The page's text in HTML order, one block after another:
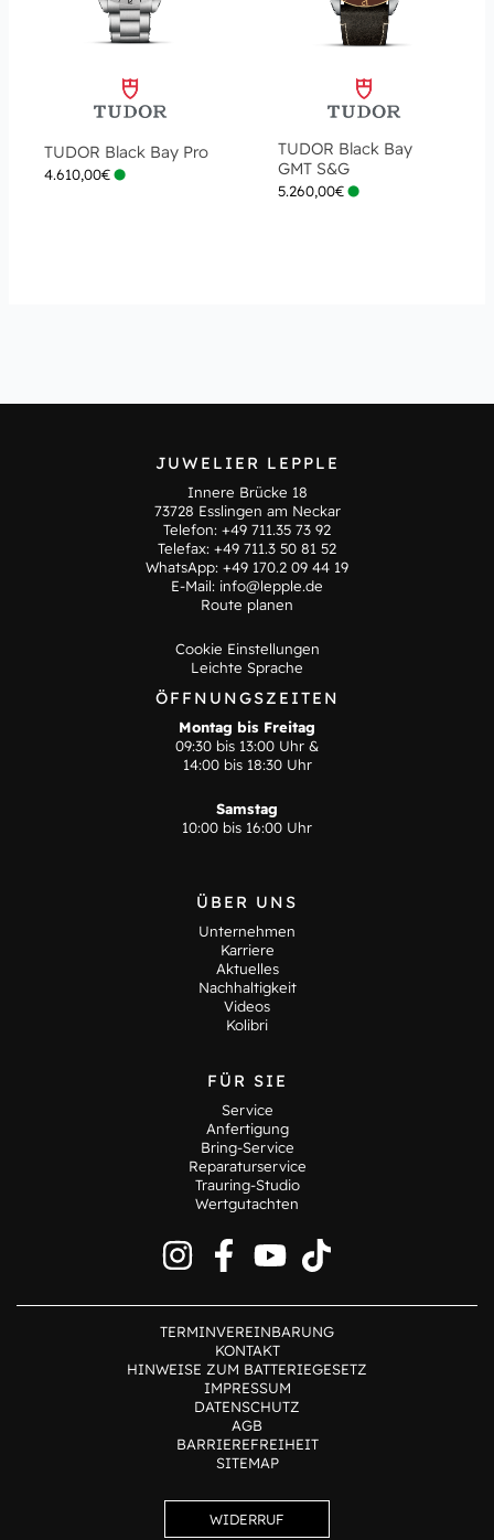
TUDOR Black Bay Pro
4.610,00€
TUDOR Black Bay
GMT S&G
5.260,00€
JUWELIER LEPPLE
Innere Brücke 18
73728 Esslingen am Neckar
Telefon: +49 711.35 73 92
Telefax: +49 711.3 50 81 52
WhatsApp: +49 170.2 09 44 19
E-Mail: info@lepple.de
Route planen
Cookie Einstellungen
Leichte Sprache
ÖFFNUNGSZEITEN
Montag bis Freitag
09:30 bis 13:00 Uhr &
14:00 bis 18:30 Uhr
Samstag
10:00 bis 16:00 Uhr
ÜBER UNS
Unternehmen
Karriere
Aktuelles
Nachhaltigkeit
Videos
Kolibri
FÜR SIE
Service
Anfertigung
Bring-Service
Reparaturservice
Trauring-Studio
Wertgutachten
TERMINVEREINBARUNG
KONTAKT
HINWEISE ZUM BATTERIEGESETZ
IMPRESSUM
DATENSCHUTZ
AGB
BARRIEREFREIHEIT
SITEMAP
WIDERRUF